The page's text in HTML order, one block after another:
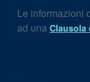
Le informazioni
ad una Clausola